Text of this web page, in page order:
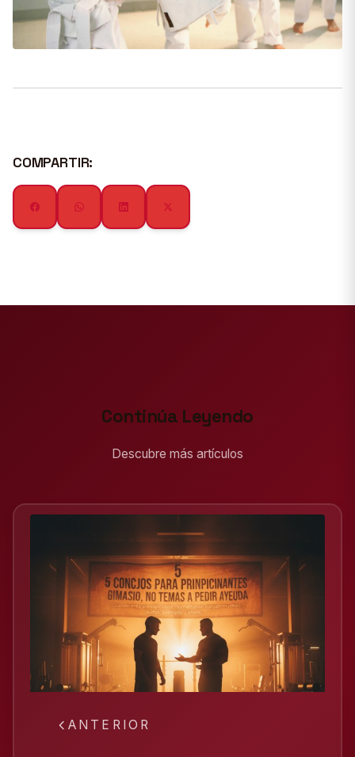
COMPARTIR:
Continúa Leyendo
Descubre más artículos
ANTERIOR